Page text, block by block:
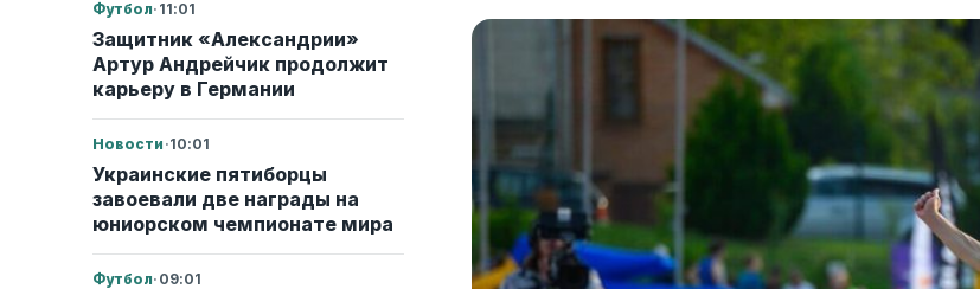
Футбол· 11:01
Защитник «Александрии»
Артур Андрейчик продолжит
карьеру в Германии
Новости ·10:01
Украинские пятиборцы
завоевали две награды на
юниорском чемпионате мира
Футбол· 09:01